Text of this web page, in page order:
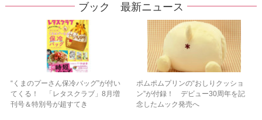
ブック 最新ニュース
“くまのプーさん保冷バッグ”が付い
てくる！ 「レタスクラブ」8月増
刊号＆特別号が超すてき
ポムポムプリンの“おしりクッショ
ン”が付録！ デビュー30周年を記
念したムック発売へ